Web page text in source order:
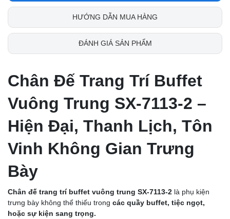
HƯỚNG DẪN MUA HÀNG
ĐÁNH GIÁ SẢN PHẨM
Chân Đế Trang Trí Buffet
Vuông Trung SX-7113-2 –
Hiện Đại, Thanh Lịch, Tôn
Vinh Không Gian Trưng
Bày
Chân đế trang trí buffet vuông trung SX-7113-2 là phụ kiện
trưng bày không thể thiếu trong các quầy buffet, tiệc ngọt,
hoặc sự kiện sang trọng.